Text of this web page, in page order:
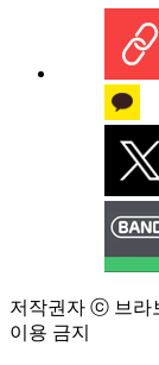
저작권자 ⓒ 브라
이용 금지